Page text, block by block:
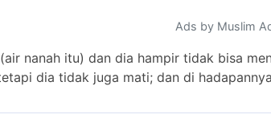
Ads by Muslim
nanah itu) dan dia hampir tidak bisa
dia tidak juga mati; dan di